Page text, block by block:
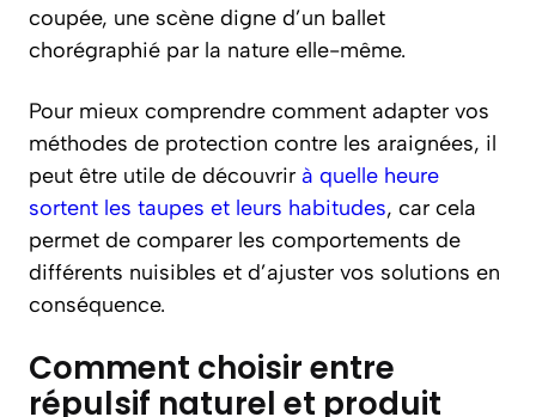
coupée, une scène digne d’un ballet
chorégraphié par la nature elle-même.
Pour mieux comprendre comment adapter vos
méthodes de protection contre les araignées, il
peut être utile de découvrir à quelle heure
sortent les taupes et leurs habitudes, car cela
permet de comparer les comportements de
différents nuisibles et d’ajuster vos solutions en
conséquence.
Comment choisir entre
répulsif naturel et produit